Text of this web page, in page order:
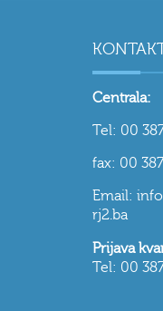
Centrala:
Tel: 00
fax: 00
Email:
rj2.ba
Prijava
Tel: 00